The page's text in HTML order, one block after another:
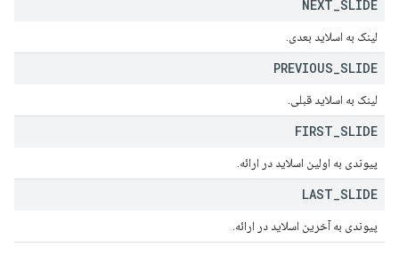
NEXT SLIDE
لینک به اسلاید بعدی.
PREVIOUS SLIDE
لینک به اسلاید قبلی.
FIRST SLIDE
پیوندی به اولین اسلاید در ارائه.
LAST SLIDE
پیوندی به آخرین اسلاید در ارائه.